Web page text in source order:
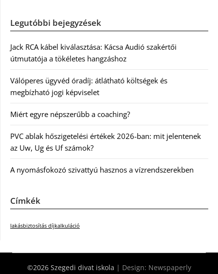
Legutóbbi bejegyzések
Jack RCA kábel kiválasztása: Kácsa Audió szakértői
útmutatója a tökéletes hangzáshoz
Válóperes ügyvéd óradíj: átlátható költségek és
megbízható jogi képviselet
Miért egyre népszerűbb a coaching?
PVC ablak hőszigetelési értékek 2026-ban: mit jelentenek
az Uw, Ug és Uf számok?
A nyomásfokozó szivattyú hasznos a vízrendszerekben
Címkék
lakásbiztosítás díjkalkuláció
©2026 Szegedi divat iskola | Design: Newspaperly